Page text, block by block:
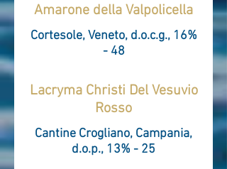
Amarone della Valpolicella
Cortesole, Veneto, d.o.c.g., 16%
- 48
Lacryma Christi Del Vesuvio
Rosso
Cantine Crogliano, Campania,
d.o.p., 13% - 25